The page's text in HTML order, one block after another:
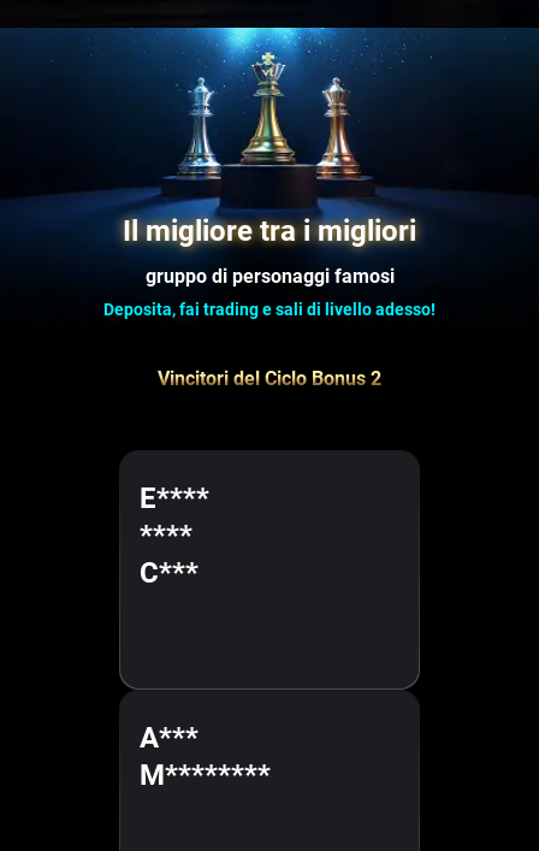
Il migliore tra i migliori
Vincitori del Ciclo Bonus 2
A***
M********
E****
****
C***
gruppo di personaggi famosi
Deposita, fai trading e sali di livello adesso!